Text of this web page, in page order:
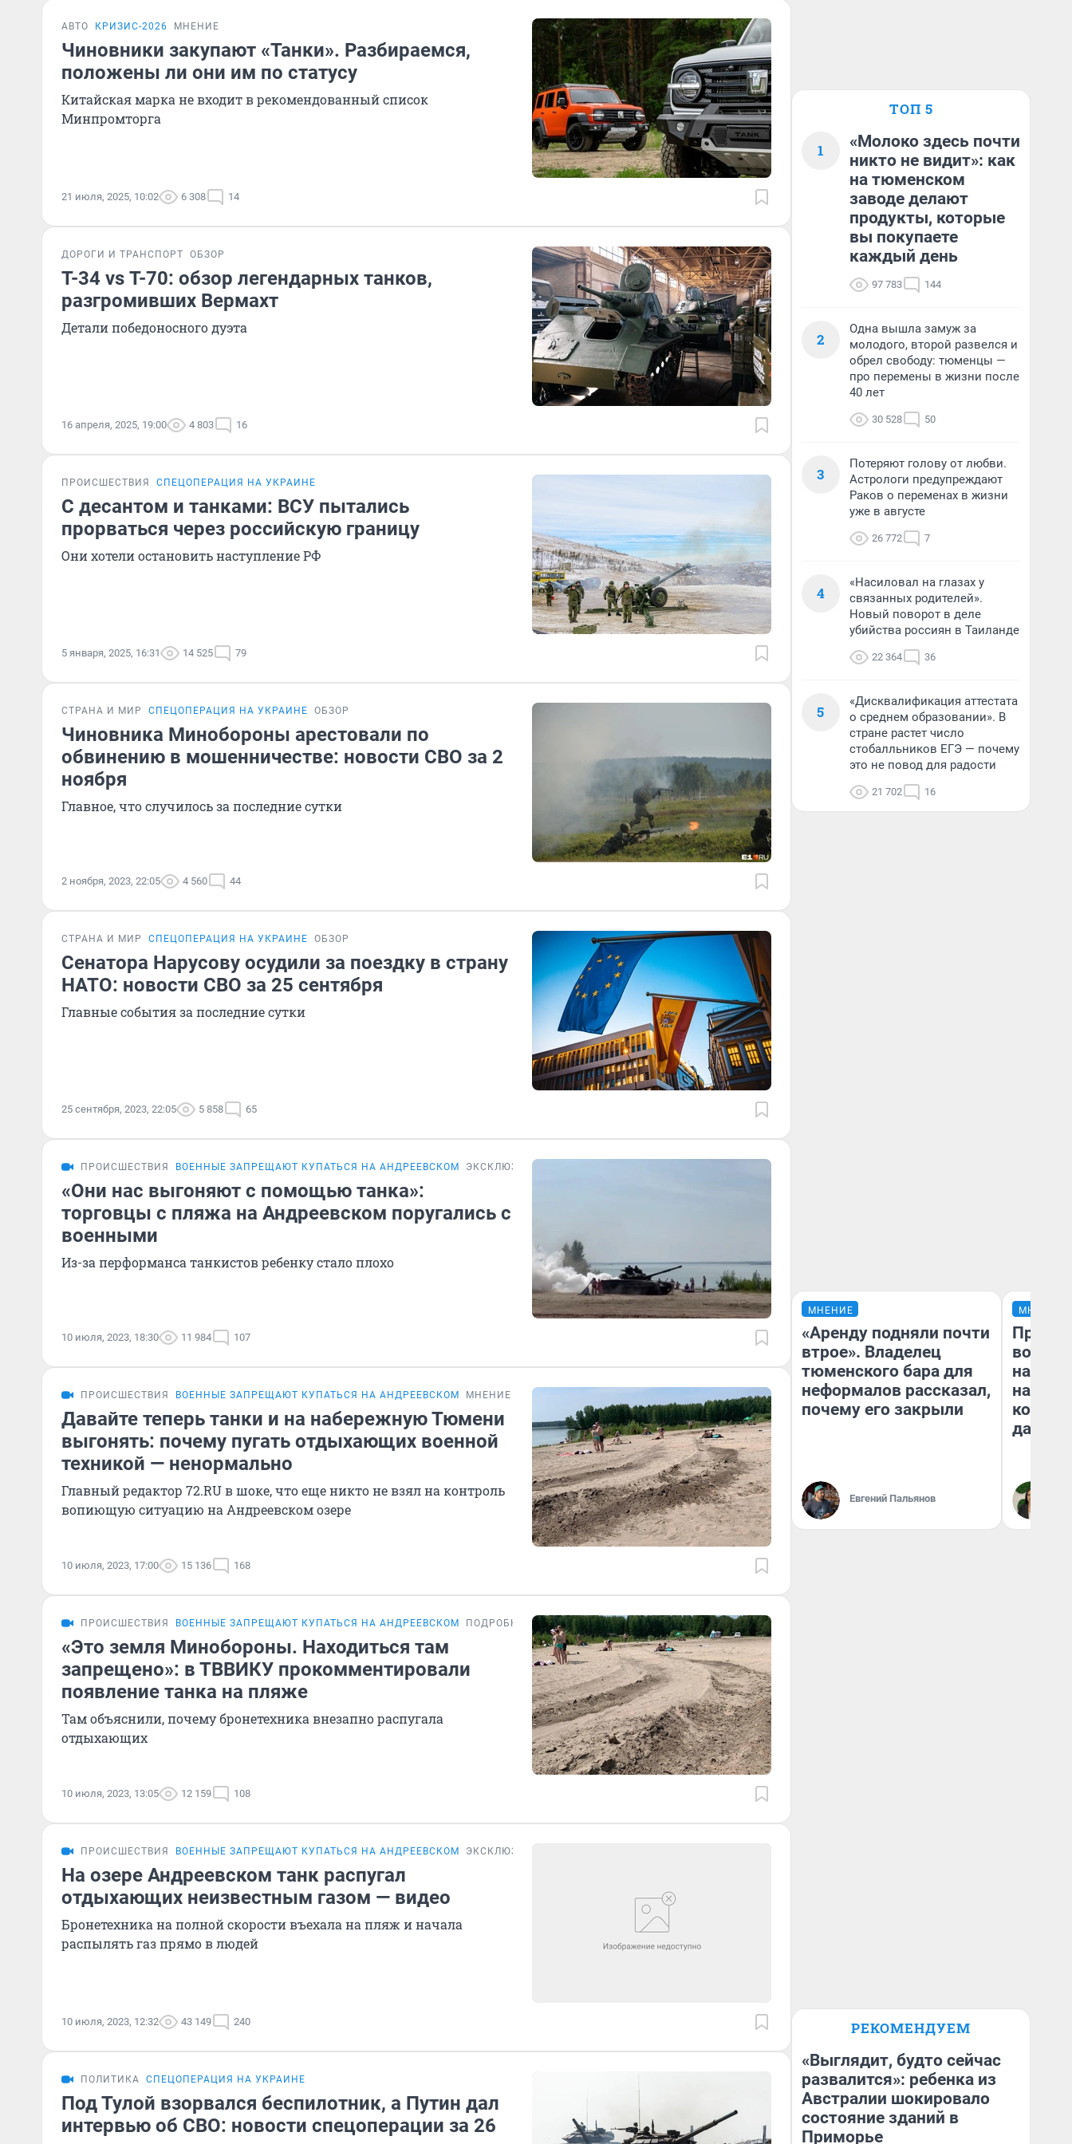
АВТО КРИЗИС-2026 МНЕНИЕ
Чиновники закупают «Танки». Разбираемся,
положены ли они им по статусу
Китайская марка не входит в рекомендованный список
Минпромторга
21 июля, 2025, 10:02 6 308 14
ДОРОГИ И ТРАНСПОРТ ОБЗОР
Т-34 vs Т-70: обзор легендарных танков,
разгромивших Вермахт
Детали победоносного дуэта
16 апреля, 2025, 19:00 4 803 16
ПРОИСШЕСТВИЯ СПЕЦОПЕРАЦИЯ НА УКРАИНЕ
С десантом и танками: ВСУ пытались
прорваться через российскую границу
Они хотели остановить наступление РФ
5 января, 2025, 16:31 14 525 79
СТРАНА И МИР СПЕЦОПЕРАЦИЯ НА УКРАИНЕ ОБЗОР
Чиновника Минобороны арестовали по
обвинению в мошенничестве: новости СВО за 2
ноября
Главное, что случилось за последние сутки
2 ноября, 2023, 22:05 4 560 44
СТРАНА И МИР СПЕЦОПЕРАЦИЯ НА УКРАИНЕ ОБЗОР
Сенатора Нарусову осудили за поездку в страну
НАТО: новости СВО за 25 сентября
Главные события за последние сутки
25 сентября, 2023, 22:05 5 858 65
ПРОИСШЕСТВИЯ ВОЕННЫЕ ЗАПРЕЩАЮТ КУПАТЬСЯ НА АНДРЕЕВСКОМ ЭКСКЛЮЗИВ
«Они нас выгоняют с помощью танка»:
торговцы с пляжа на Андреевском поругались с
военными
Из-за перформанса танкистов ребенку стало плохо
10 июля, 2023, 18:30 11 984 107
ПРОИСШЕСТВИЯ ВОЕННЫЕ ЗАПРЕЩАЮТ КУПАТЬСЯ НА АНДРЕЕВСКОМ МНЕНИЕ
Давайте теперь танки и на набережную Тюмени
выгонять: почему пугать отдыхающих военной
техникой — ненормально
Главный редактор 72.RU в шоке, что еще никто не взял на контроль
вопиющую ситуацию на Андреевском озере
10 июля, 2023, 17:00 15 136 168
ПРОИСШЕСТВИЯ ВОЕННЫЕ ЗАПРЕЩАЮТ КУПАТЬСЯ НА АНДРЕЕВСКОМ ПОДРОБНОСТИ
«Это земля Минобороны. Находиться там
запрещено»: в ТВВИКУ прокомментировали
появление танка на пляже
Там объяснили, почему бронетехника внезапно распугала
отдыхающих
10 июля, 2023, 13:05 12 159 108
ПРОИСШЕСТВИЯ ВОЕННЫЕ ЗАПРЕЩАЮТ КУПАТЬСЯ НА АНДРЕЕВСКОМ ЭКСКЛЮЗИВ
На озере Андреевском танк распугал
отдыхающих неизвестным газом — видео
Бронетехника на полной скорости въехала на пляж и начала
распылять газ прямо в людей
10 июля, 2023, 12:32 43 149 240
ПОЛИТИКА СПЕЦОПЕРАЦИЯ НА УКРАИНЕ
Под Тулой взорвался беспилотник, а Путин дал
интервью об СВО: новости спецоперации за 26
ТОП 5
1
«Молоко здесь почти
никто не видит»: как
на тюменском
заводе делают
продукты, которые
вы покупаете
каждый день
97 783 144
2
Одна вышла замуж за
молодого, второй развелся и
обрел свободу: тюменцы —
про перемены в жизни после
40 лет
30 528 50
3
Потеряют голову от любви.
Астрологи предупреждают
Раков о переменах в жизни
уже в августе
26 772 7
4
«Насиловал на глазах у
связанных родителей».
Новый поворот в деле
убийства россиян в Таиланде
22 364 36
5
«Дисквалификация аттестата
о среднем образовании». В
стране растет число
стобалльников ЕГЭ — почему
это не повод для радости
21 702 16
МНЕНИЕ
«Аренду подняли почти
втрое». Владелец
тюменского бара для
неформалов рассказал,
почему его закрыли
Евгений Пальянов
МНЕНИЕ
нам
даже
РЕКОМЕНДУЕМ
«Выглядит, будто сейчас
развалится»: ребенка из
Австралии шокировало
состояние зданий в
Приморье